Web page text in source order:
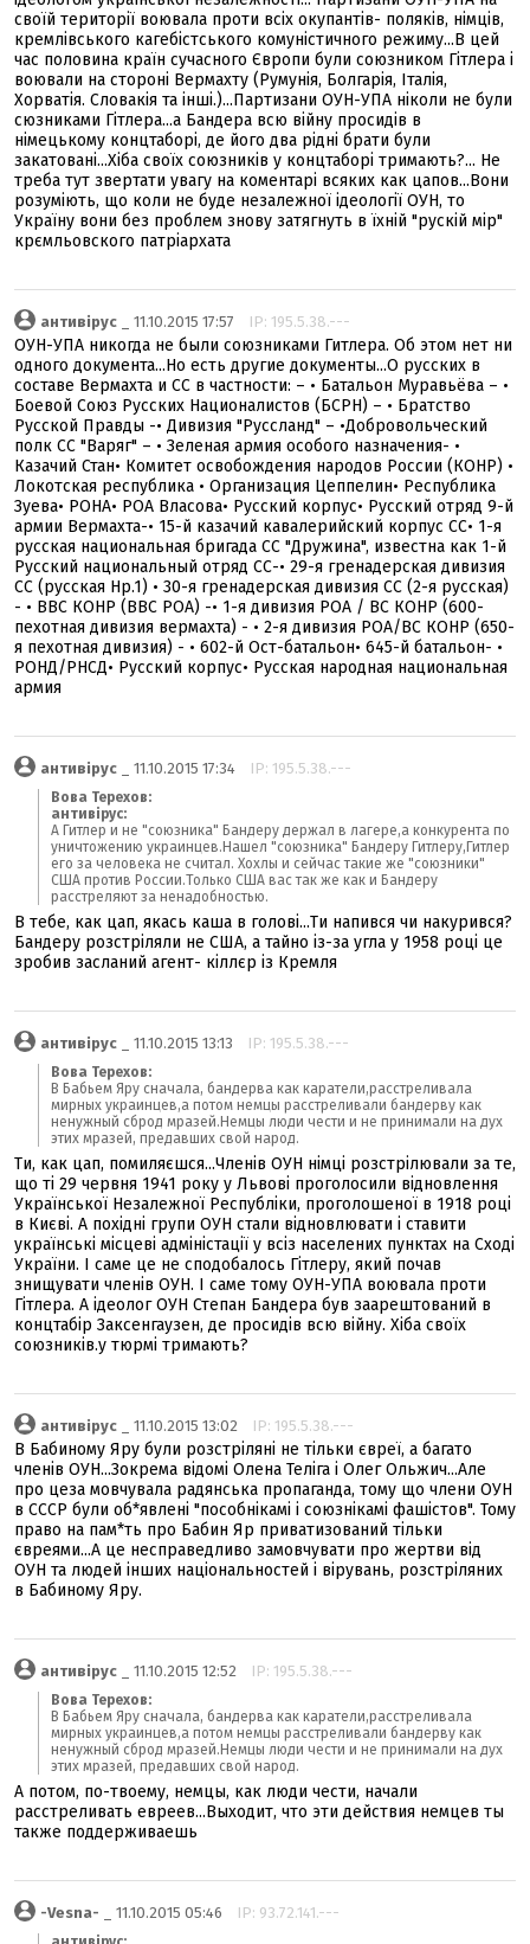
своїй території воювала проти всіх окупантів- поляків, німців,
кремлівського кагебістського комуністичного режиму...В цей
час половина країн сучасного Європи були союзником Гітлера і
воювали на стороні Вермахту (Румунія, Болгарія, Італія,
Хорватія. Словакія та інші.)...Партизани ОУН-УПА ніколи не були
сюзниками Гітлера...а Бандера всю війну просидів в
німецькому концтаборі, де його два рідні брати були
закатовані...Хіба своїх союзників у концтаборі тримають?... Не
треба тут звертати увагу на коментарі всяких как цапов...Вони
розуміють, що коли не буде незалежної ідеології ОУН, то
Україну вони без проблем знову затягнуть в їхній "рускій мір"
крємльовского патріархата
антивірус _ 11.10.2015 17:57 IP: 195.5.38.---
ОУН-УПА никогда не были союзниками Гитлера. Об этом нет ни
одного документа...Но есть другие документы...О русских в
составе Вермахта и СС в частности: – • Батальон Муравьёва – •
Боевой Союз Русских Националистов (БСРН) – • Братство
Русской Правды -• Дивизия "Руссланд" – •Добровольческий
полк СС "Варяг" – • Зеленая армия особого назначения- •
Казачий Стан• Комитет освобождения народов России (КОНР) •
Локотская республика • Организация Цеппелин• Республика
Зуева• РОНА• РОА Власова• Русский корпус• Русский отряд 9-й
армии Вермахта-• 15-й казачий кавалерийский корпус СС• 1-я
русская национальная бригада СС "Дружина", известна как 1-й
Русский национальный отряд СС-• 29-я гренадерская дивизия
СС (русская Нр.1) • 30-я гренадерская дивизия СС (2-я русская)
- • ВВС КОНР (ВВС РОА) -• 1-я дивизия РОА / ВС КОНР (600-
пехотная дивизия вермахта) - • 2-я дивизия РОА/ВС КОНР (650-
я пехотная дивизия) - • 602-й Ост-батальон• 645-й батальон- •
РОНД/РНСД• Русский корпус• Русская народная национальная
армия
антивірус _ 11.10.2015 17:34 IP: 195.5.38.---
Вова Терехов:
антивірус:
А Гитлер и не "союзника" Бандеру держал в лагере,а конкурента по
уничтожению украинцев.Нашел "союзника" Бандеру Гитлеру,Гитлер
его за человека не считал. Хохлы и сейчас такие же "союзники"
США против России.Только США вас так же как и Бандеру
расстреляют за ненадобностью.
В тебе, как цап, якась каша в голові...Ти напився чи накурився?
Бандеру розстріляли не США, а тайно із-за угла у 1958 році це
зробив засланий агент- кіллєр із Кремля
антивірус _ 11.10.2015 13:13 IP: 195.5.38.---
Вова Терехов:
В Бабьем Яру сначала, бандерва как каратели,расстреливала
мирных украинцев,а потом немцы расстреливали бандерву как
ненужный сброд мразей.Немцы люди чести и не принимали на дух
этих мразей, предавших свой народ.
Ти, как цап, помиляєшся...Членів ОУН німці розстрілювали за те,
що ті 29 червня 1941 року у Львові проголосили відновлення
Української Незалежної Республіки, проголошеної в 1918 році
в Києві. А похідні групи ОУН стали відновлювати і ставити
українські місцеві адміністації у всіз населених пунктах на Сході
України. І саме це не сподобалось Гітлеру, який почав
знищувати членів ОУН. І саме тому ОУН-УПА воювала проти
Гітлера. А ідеолог ОУН Степан Бандера був заарештований в
концтабір Заксенгаузен, де просидів всю війну. Хіба своїх
союзників.у тюрмі тримають?
антивірус _ 11.10.2015 13:02 IP: 195.5.38.---
В Бабиному Яру були розстріляні не тільки євреї, а багато
членів ОУН...Зокрема відомі Олена Теліга і Олег Ольжич...Але
про цеза мовчувала радянська пропаганда, тому що члени ОУН
в СССР були об*явлені "пособнікамі і союзнікамі фашістов". Тому
право на пам*ть про Бабин Яр приватизований тільки
євреями...А це несправедливо замовчувати про жертви від
ОУН та людей інших національностей і вірувань, розстріляних
в Бабиному Яру.
антивірус _ 11.10.2015 12:52 IP: 195.5.38.---
Вова Терехов:
В Бабьем Яру сначала, бандерва как каратели,расстреливала
мирных украинцев,а потом немцы расстреливали бандерву как
ненужный сброд мразей.Немцы люди чести и не принимали на дух
этих мразей, предавших свой народ.
А потом, по-твоему, немцы, как люди чести, начали
расстреливать евреев...Выходит, что эти действия немцев ты
также поддерживаешь
-Vesna- _ 11.10.2015 05:46 IP: 93.72.141.---